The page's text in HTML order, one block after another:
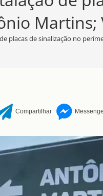
Martins;
placas de sinalização no